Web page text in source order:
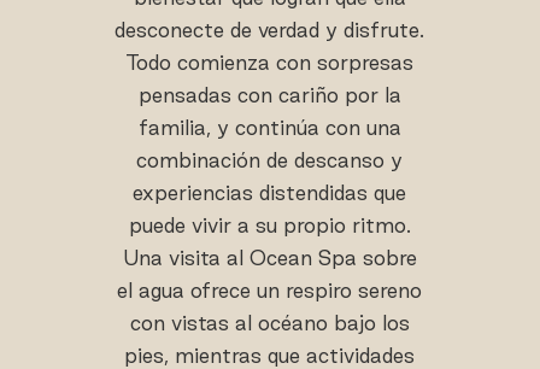
desconecte de verdad y disfrute.
Todo comienza con sorpresas
pensadas con cariño por la
familia, y continúa con una
combinación de descanso y
experiencias distendidas que
puede vivir a su propio ritmo.
Una visita al Ocean Spa sobre
el agua ofrece un respiro sereno
con vistas al océano bajo los
pies, mientras que actividades